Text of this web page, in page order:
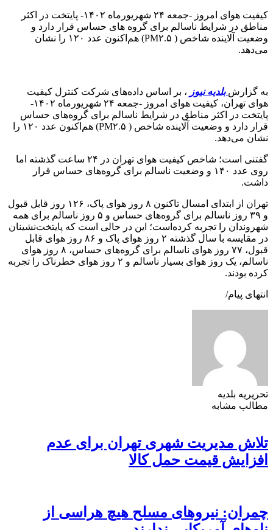
کیفیت هوای امروز -جمعه ۲۴ شهریورماه ۱۴۰۲- پایتخت در اکثر
مناطق در شرایط ناسالم برای گروه های حساس قرار دارد و
وضعیت آلاینده شاخص ( PM۲.۵) هم‌اکنون عدد ۱۲۰ را نشان
می‌دهد.
به گزارش بلدیه نیوز ، بر اساس داده‌های شرکت کنترل کیفیت
هوای تهران، کیفیت هوای امروز -جمعه ۲۴ شهریورماه ۱۴۰۲-
پایتخت در اکثر مناطق در شرایط ناسالم برای گروه‌های حساس
قرار دارد و وضعیت آلاینده شاخص ( PM۲.۵) هم‌اکنون عدد ۱۲۰ را
نشان می‌دهد.
گفتنی است؛ شاخص کیفیت هوای تهران در ۲۴ ساعت گذشته اما
روی عدد ۱۴۰ و وضعیت ناسالم برای گروه‌های حساس قرار
داشت.
تهران از ابتدای امسال تاکنون ۸ روز هوای پاک، ۱۲۶ روز قابل قبول
و ۳۹ روز ناسالم برای گروه‌های حساس و ۵ روز ناسالم برای همه
شهروندان را تجربه کرده‌است؛ این در حالی است که پایتخت‌نشینان
در مقایسه با سال گذشته ۲ روز هوای پاک و ۸۶ روز هوای قابل
قبول، ۷۷ روز هوای ناسالم برای گروه‌های حساس، ۸ روز هوای
ناسالم، یک روز هوای بسیار ناسالم و ۲ روز هوای خطرناک را تجربه
کرده بودند.
انتهای پیام/
تحریریه بلدیه
مطالب مشابه
تلاش مدیریت شهری تهران برای عدم
افزایش قیمت حمل کالا
چمران: نیروهای مسلح هیچ هراسی از